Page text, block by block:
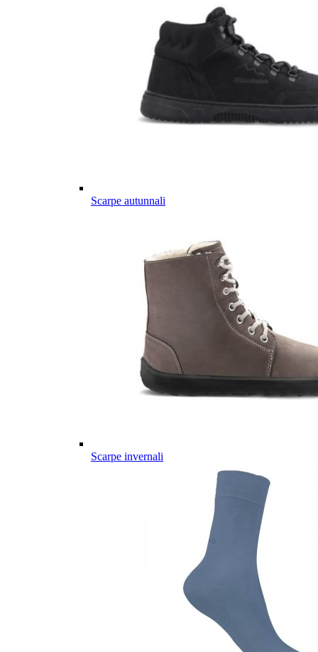
Scarpe autunnali
Scarpe invernali